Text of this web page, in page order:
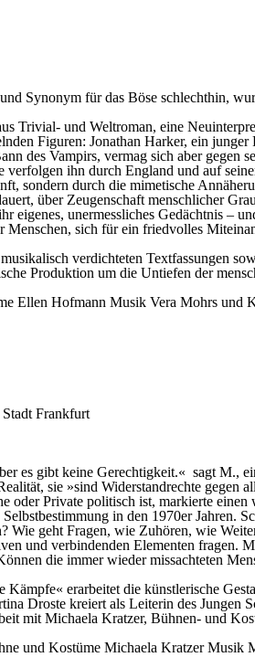
Synonym für das Böse schlechthin,
Trivial- und Weltroman, eine
Figuren: Jonathan Harker, ein
des Vampirs, vermag sich aber gegen
ihn durch England und auf
sondern durch die mimetische
über Zeugenschaft menschlicher
eigenes, unermessliches Gedächtnis –
sich für ein friedvolles
verdichteten Textfassungen
Produktion um die Untiefen der
Ellen Hofmann Musik Vera Mohrs und
Frankfurt
es gibt keine Gerechtigkeit.« sagt M.,
sie »sind Widerstandrechte
oder Private politisch ist, markierte
in den 1970er Jahren.
Wie geht Fragen, wie Zuhören, wie
und verbindenden Elementen fragen.
die immer wieder missachteten
erarbeitet die künstlerische
Droste kreiert als Leiterin des Jungen
mit Michaela Kratzer, Bühnen- und
und Kostüme Michaela KratzerMusik